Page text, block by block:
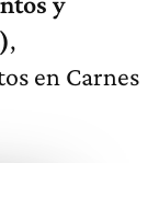
,
en Carnes